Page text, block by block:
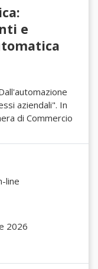
e
aziendali". In
di Commercio
line
2026